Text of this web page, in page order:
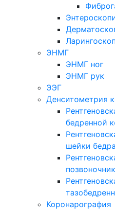
ЭНМГ
ЭНМГ ног
ЭНМГ рук
ЭЭГ
Денситометрия
бедренной
шейки бедра
Коронарография